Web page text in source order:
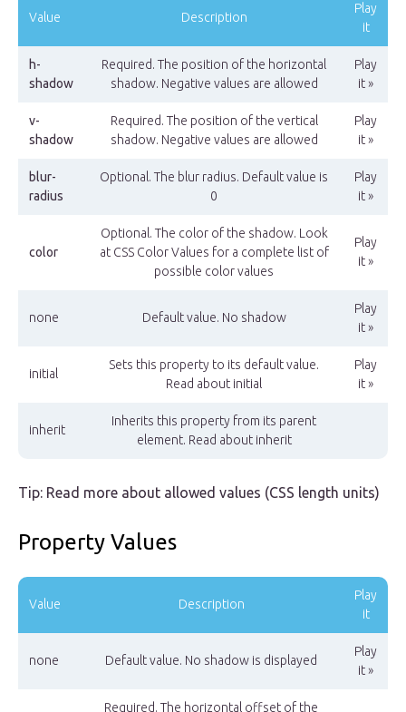
Value Description
Play
it
h-
shadow
Required. The position of the horizontal
shadow. Negative values are allowed
Play
it »
v-
shadow
Required. The position of the vertical
shadow. Negative values are allowed
Play
it »
blur-
radius
Optional. The blur radius. Default value is
0
Play
it »
color
Optional. The color of the shadow. Look
at CSS Color Values for a complete list of
possible color values
Play
it »
none Default value. No shadow
Play
it »
initial
Sets this property to its default value.
Read about initial
Play
it »
inherit
Inherits this property from its parent
element. Read about inherit
Tip: Read more about allowed values (CSS length units)
Property Values
Value Description
Play
it
none Default value. No shadow is displayed
Play
it »
Required. The horizontal offset of the